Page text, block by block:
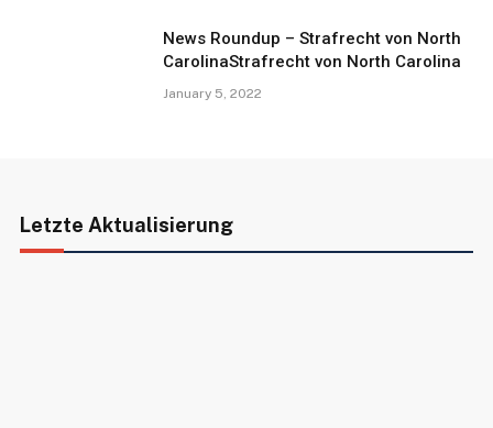
News Roundup – Strafrecht von North
CarolinaStrafrecht von North Carolina
January 5, 2022
Letzte Aktualisierung